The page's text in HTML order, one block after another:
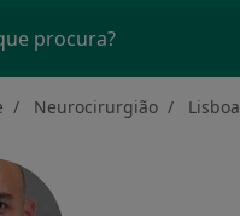
procura?
Neurocirurgião Lisboa